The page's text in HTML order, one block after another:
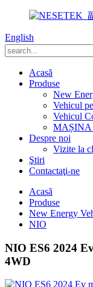
English
Acasă
Produse
New
Vehicul
Vehicul
MAȘINA
Despre noi
Vizite la
Ştiri
Contactaţi-ne
Acasă
Produse
New Energy
NIO
NIO ES6 2024
4WD